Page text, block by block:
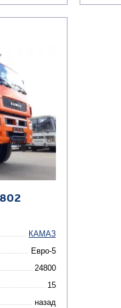
КАМАЗ
Евро-5
24800
15
назад